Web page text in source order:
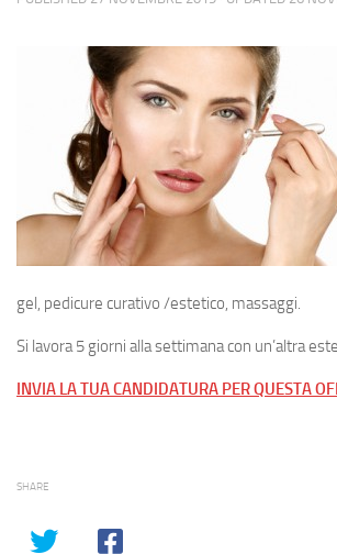
gel, pedicure curativo /estetico, massaggi.
Si lavora 5 giorni alla settimana con un’altra
INVIA LA TUA CANDIDATURA PER QUESTA
SHARE